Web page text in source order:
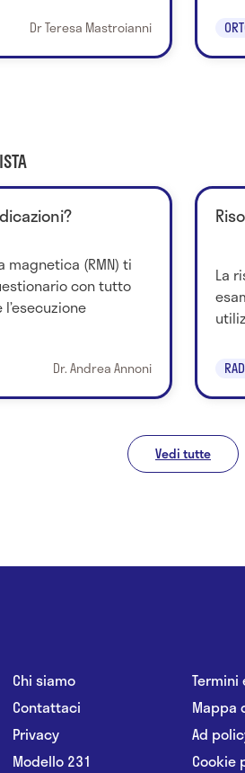
Dr Teresa Mastroianni
magnetica (RMN) ti
con tutto
Dr. Andrea Annoni
La
Vedi tutte
Chi siamo
Contattaci
Privacy
Modello 231
Termini
Mappa
Ad
Cookie